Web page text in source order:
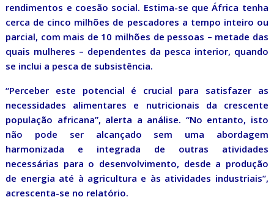
rendimentos e coesão social. Estima-se que África tenha
cerca de cinco milhões de pescadores a tempo inteiro ou
parcial, com mais de 10 milhões de pessoas – metade das
quais mulheres – dependentes da pesca interior, quando
se inclui a pesca de subsistência.
“Perceber este potencial é crucial para satisfazer as
necessidades alimentares e nutricionais da crescente
população africana”, alerta a análise. “No entanto, isto
não pode ser alcançado sem uma abordagem
harmonizada e integrada de outras atividades
necessárias para o desenvolvimento, desde a produção
de energia até à agricultura e às atividades industriais”,
acrescenta-se no relatório.